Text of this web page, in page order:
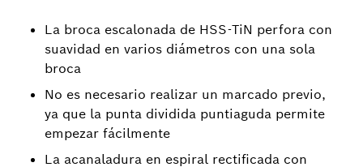
La broca escalonada de HSS-TiN perfora con
suavidad en varios diámetros con una sola
broca
No es necesario realizar un marcado previo,
ya que la punta dividida puntiaguda permite
empezar fácilmente
La acanaladura en espiral rectificada con